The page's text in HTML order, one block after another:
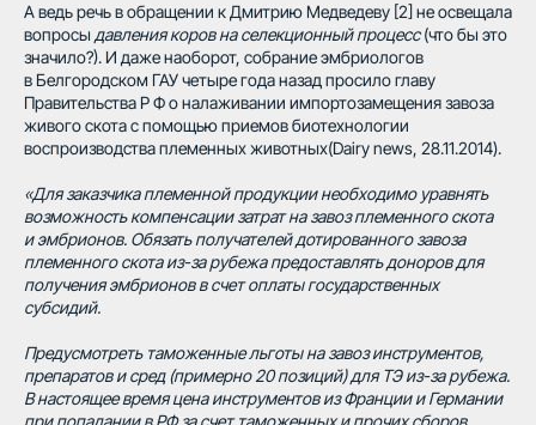
А ведь речь в обращении к Дмитрию Медведеву [2] не освещала
вопросы давления коров на селекционный процесс(что бы это
значило?). И даже наоборот, собрание эмбриологов
в Белгородском ГАУ четыре года назад просило главу
Правительства Р Ф о налаживании импортозамещения завоза
живого скота с помощью приемов биотехнологии
воспроизводства племенных животных(Dairy news, 28.11.2014).
«Для заказчика племенной продукции необходимо уравнять
возможность компенсации затрат на завоз племенного скота
и эмбрионов. Обязать получателей дотированного завоза
племенного скота из-за рубежа предоставлять доноров для
получения эмбрионов в счет оплаты государственных
субсидий.
Предусмотреть таможенные льготы на завоз инструментов,
препаратов и сред (примерно 20 позиций) для ТЭ из-за рубежа.
В настоящее время цена инструментов из Франции и Германии
при попадании в РФ за счет таможенных и прочих сборов